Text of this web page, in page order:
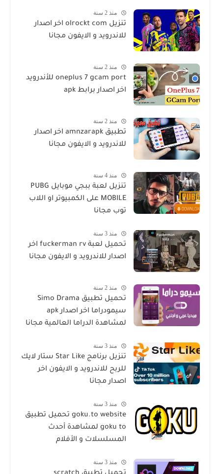
منذ 2 سنة
تنزيل olrockt com اخر اصدار
للاندرويد و الايفون مجانا
منذ 2 سنة
oneplus 7 gcam port للأندرويد
اخر اصدار برابط apk
منذ 2 سنة
تطبيق amnzarapk اخر اصدار
للاندرويد و الايفون مجانا
منذ 4 سنة
تنزيل لعبة ببجي موبايل PUBG
MOBILE على الكمبيوتر او اللاب
توب مجانا
منذ 3 سنة
تحميل لعبة fuckerman rv اخر
اصدار للاندرويد و الايفون مجانا
منذ 2 سنة
تحميل تطبيق Simo Drama
سيمودراما اخر اصدار apk
لمشاهدة الدراما العالمية مجانا
منذ 3 سنة
تنزيل برنامج Star Like ستار لايك
للربح للاندرويد و الايفون اخر
اصدار مجانا
منذ 3 سنة
goku.to website تحميل تطبيق
goku to لمشاهدة أحدث
المسلسلات و الأفلام
منذ 3 سنة